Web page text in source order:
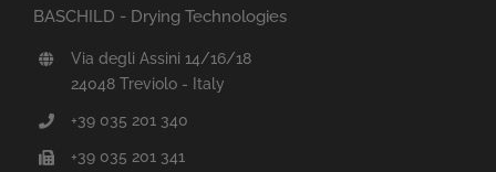
BASCHILD - Drying Technologies
Via degli Assini 14/16/18
24048 Treviolo - Italy
+39 035 201 340
+39 035 201 341